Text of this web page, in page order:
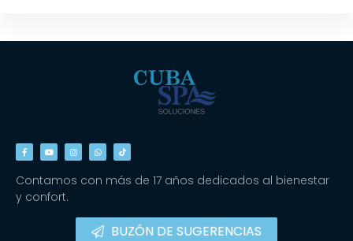
Contamos con más de 17 años dedicados al bienestar
y confort.
BUZÓN DE SUGERENCIAS